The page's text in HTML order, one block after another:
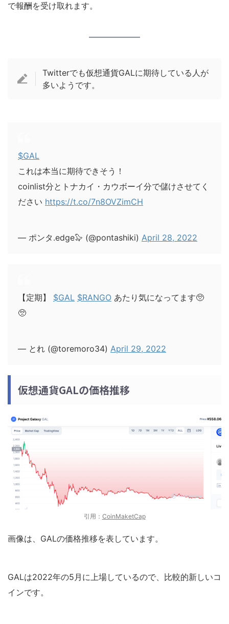
で報酬を受け取れます。
Twitterでも仮想通貨GALに期待している人が
多いようです。
$GAL
これは本当に期待できそう！
coinlist分とトナカイ・カウボーイ分で儲けさせてく
ださい https://t.co/7n8OVZimCH
— ポンタ.edge🦭 (@pontashiki) April 28, 2022
【定期】 $GAL $RANGO あたり気になってます🥺
🥺
— とれ (@toremoro34) April 29, 2022
仮想通貨GALの価格推移
引用： CoinMaketCap
画像は、GALの価格推移を表しています。
GALは2022年の5月に上場しているので、比較的新しいコ
インです。